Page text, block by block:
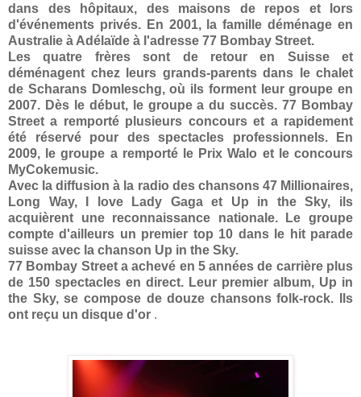
dans des hôpitaux, des maisons de repos et lors
d'événements privés. En 2001, la famille déménage en
Australie à Adélaïde à l'adresse 77 Bombay Street.
Les quatre frères sont de retour en Suisse et
déménagent chez leurs grands-parents dans le chalet
de Scharans Domleschg, où ils forment leur groupe en
2007. Dès le début, le groupe a du succès. 77 Bombay
Street a remporté plusieurs concours et a rapidement
été réservé pour des spectacles professionnels. En
2009, le groupe a remporté le Prix Walo et le concours
MyCokemusic.
Avec la diffusion à la radio des chansons 47 Millionaires,
Long Way, I love Lady Gaga et Up in the Sky, ils
acquièrent une reconnaissance nationale. Le groupe
compte d'ailleurs un premier top 10 dans le hit parade
suisse avec la chanson Up in the Sky.
77 Bombay Street a achevé en 5 années de carrière plus
de 150 spectacles en direct. Leur premier album, Up in
the Sky, se compose de douze chansons folk-rock. Ils
ont reçu un disque d'or .